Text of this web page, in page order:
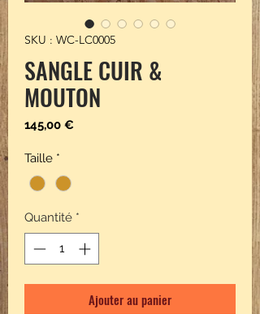
SKU : WC-LC0005
SANGLE CUIR &
MOUTON
145,00 €Prix
Taille *
Quantité *
Ajouter au panier